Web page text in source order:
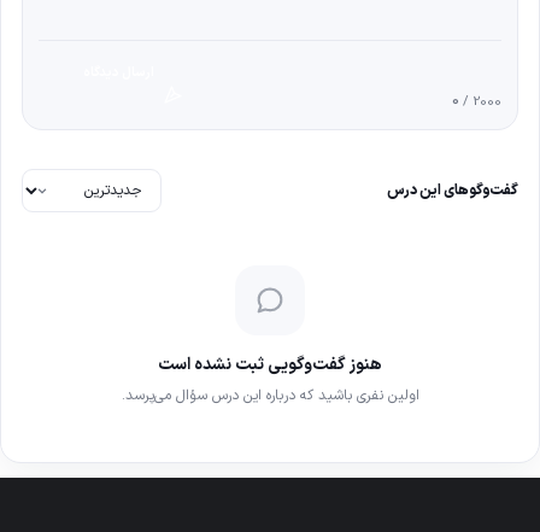
0 / 2000
گفت‌وگوهای این درس
هنوز گفت‌وگویی ثبت نشده است
اولین نفری باشید که درباره این درس سؤال می‌پرسد.